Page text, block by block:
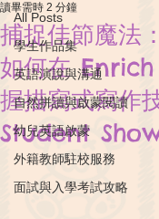
All Posts
學生作品集
英語演說與溝通
自然拼讀與啟蒙閱讀
幼兒英語啟蒙
外籍教師駐校服務
面試與入學考試攻略
捕捉佳節魔法
如何在
握描寫式寫作
Student
讀畢需時 2 分鐘